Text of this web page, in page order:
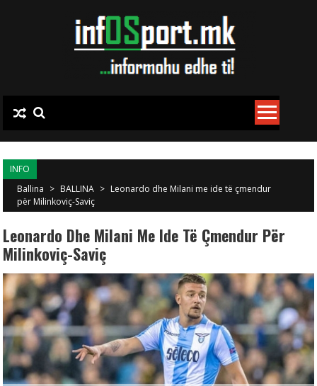
INFO
Ballina > BALLINA > Leonardo dhe Milani me ide të çmendur
për Milinkoviç-Saviç
Leonardo Dhe Milani Me Ide Të Çmendur Për
Milinkoviç-Saviç